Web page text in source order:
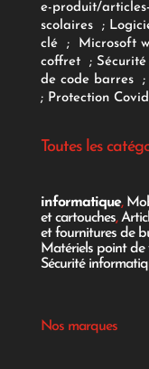
e-produit/
scolaires;
clé
; Microsoft
coffret ;
de code barres
;
; Protection Covid
Toutes les
informatique,
et cartouches,
et fournitures de
Matériels point de
Sécurité
Nos marques